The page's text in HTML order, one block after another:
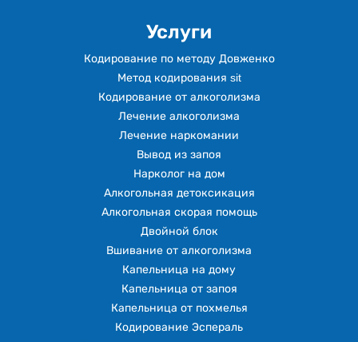
Услуги
Кодирование по методу Довженко
Метод кодирования sit
Кодирование от алкоголизма
Лечение алкоголизма
Лечение наркомании
Вывод из запоя
Нарколог на дом
Алкогольная детоксикация
Алкогольная скорая помощь
Двойной блок
Вшивание от алкоголизма
Капельница на дому
Капельница от запоя
Капельница от похмелья
Кодирование Эспераль